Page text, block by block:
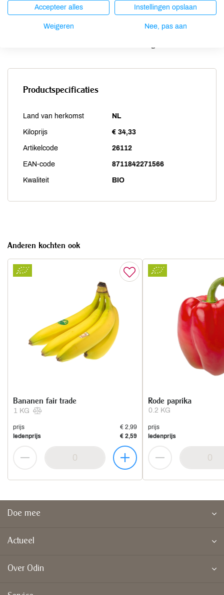
Soja
niet aanwezig
Productspecificaties
Land van herkomst NL
Kiloprijs € 34,33
Artikelcode 26112
EAN-code 8711842271566
Kwaliteit BIO
Anderen kochten ook
1 KG
Bananen fair trade
prijs
€ 2,99
ledenprijs
€ 2,59
0.2 KG
Rode paprika
prijs
ledenprijs
Doe mee
Actueel
Over Odin
Accepteer alles Instellingen opslaan
Weigeren Nee, pas aan